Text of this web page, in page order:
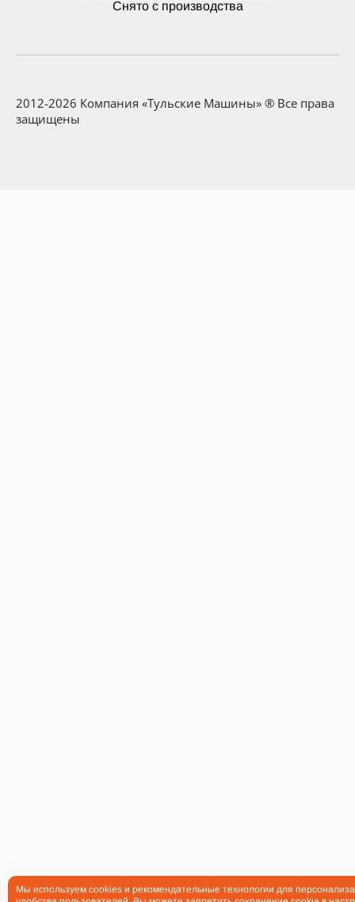
Снято с производства
2012-2026 Компания «Тульские Машины» ® Все права
защищены
Мы используем cookies и рекомендательные технологии для